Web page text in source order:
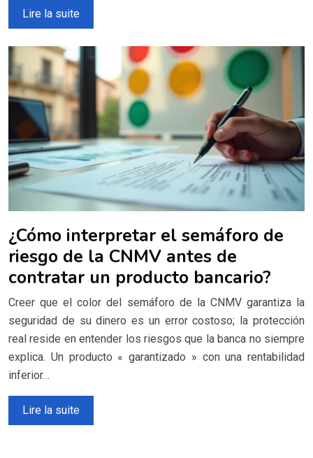
Lire la suite
¿Cómo interpretar el semáforo de
riesgo de la CNMV antes de
contratar un producto bancario?
Creer que el color del semáforo de la CNMV garantiza la
seguridad de su dinero es un error costoso; la protección
real reside en entender los riesgos que la banca no siempre
explica. Un producto « garantizado » con una rentabilidad
inferior…
Lire la suite